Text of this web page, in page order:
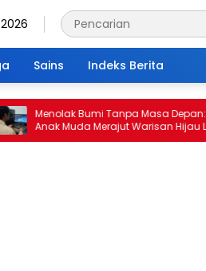
Sains Indeks Berita
Menolak Bumi Tanpa Masa Depan: Ikhtiar
Anak Muda Merajut Warisan Hijau Lewat
Portal Waktu